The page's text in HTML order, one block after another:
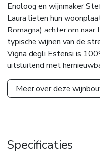
Enoloog en wijnmaker
Laura lieten hun
Romagna) achter om
typische wijnen van de
Vigna degli Estensi is
uitsluitend met
Meer over deze
Specificaties